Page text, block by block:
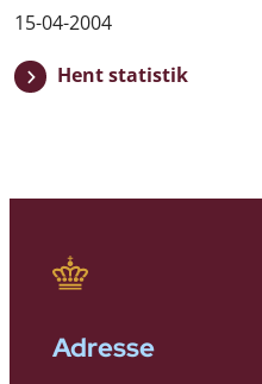
15-04-2004
Hent statistik
Adresse